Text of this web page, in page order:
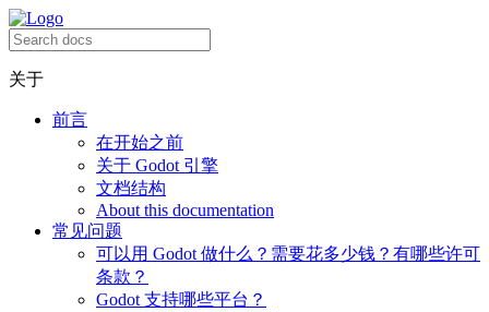
关于
前言
在开始之前
关于 Godot 引擎
文档结构
About this documentation
常见问题
可以用 Godot 做什么？需要花多少钱？有哪些许可
条款？
Godot 支持哪些平台？